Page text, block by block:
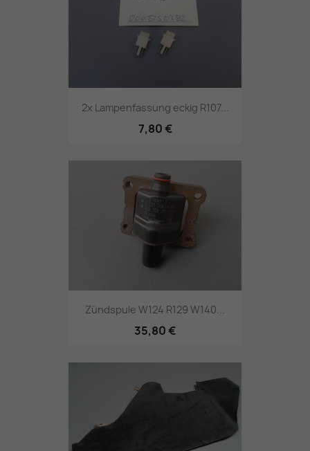
2x Lampenfassung eckig R107...
7,80 €
Zündspule W124 R129 W140...
35,80 €